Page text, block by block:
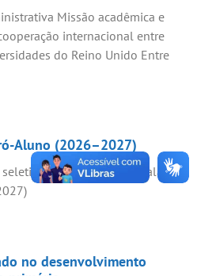
Missão acadêmica e
internacional entre
do Reino Unido Entre
Aluno (2026–2027)
de monitores da Sala
no desenvolvimento